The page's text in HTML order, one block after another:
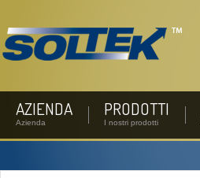
AZIENDA
Azienda
PRODOTTI
I nostri prodotti